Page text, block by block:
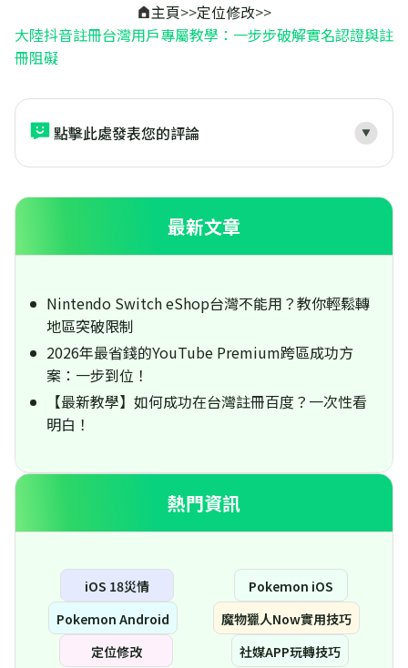
主頁>>定位修改>>
大陸抖音註冊台灣用戶專屬教學：一步步破解實名認證與註
冊阻礙
點擊此處發表您的評論
最新文章
Nintendo Switch eShop台灣不能用？教你輕鬆轉
地區突破限制
2026年最省錢的YouTube Premium跨區成功方
案：一步到位！
【最新教學】如何成功在台灣註冊百度？一次性看
明白！
熱門資訊
iOS 18災情
Pokemon iOS
Pokemon Android
魔物獵人Now實用技巧
定位修改
社媒APP玩轉技巧